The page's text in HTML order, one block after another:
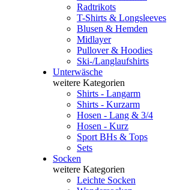
Radtrikots
T-Shirts & Longsleeves
Blusen & Hemden
Midlayer
Pullover & Hoodies
Ski-/Langlaufshirts
Unterwäsche
weitere Kategorien
Shirts - Langarm
Shirts - Kurzarm
Hosen - Lang & 3/4
Hosen - Kurz
Sport BHs & Tops
Sets
Socken
weitere Kategorien
Leichte Socken